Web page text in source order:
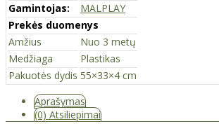
Gamintojas:
MALPLAY
Prekės duomenys
Amžius
Nuo 3 metų
Medžiaga
Plastikas
Pakuotės dydis 55×33×4 cm
Aprašymas
(0) Atsiliepimai